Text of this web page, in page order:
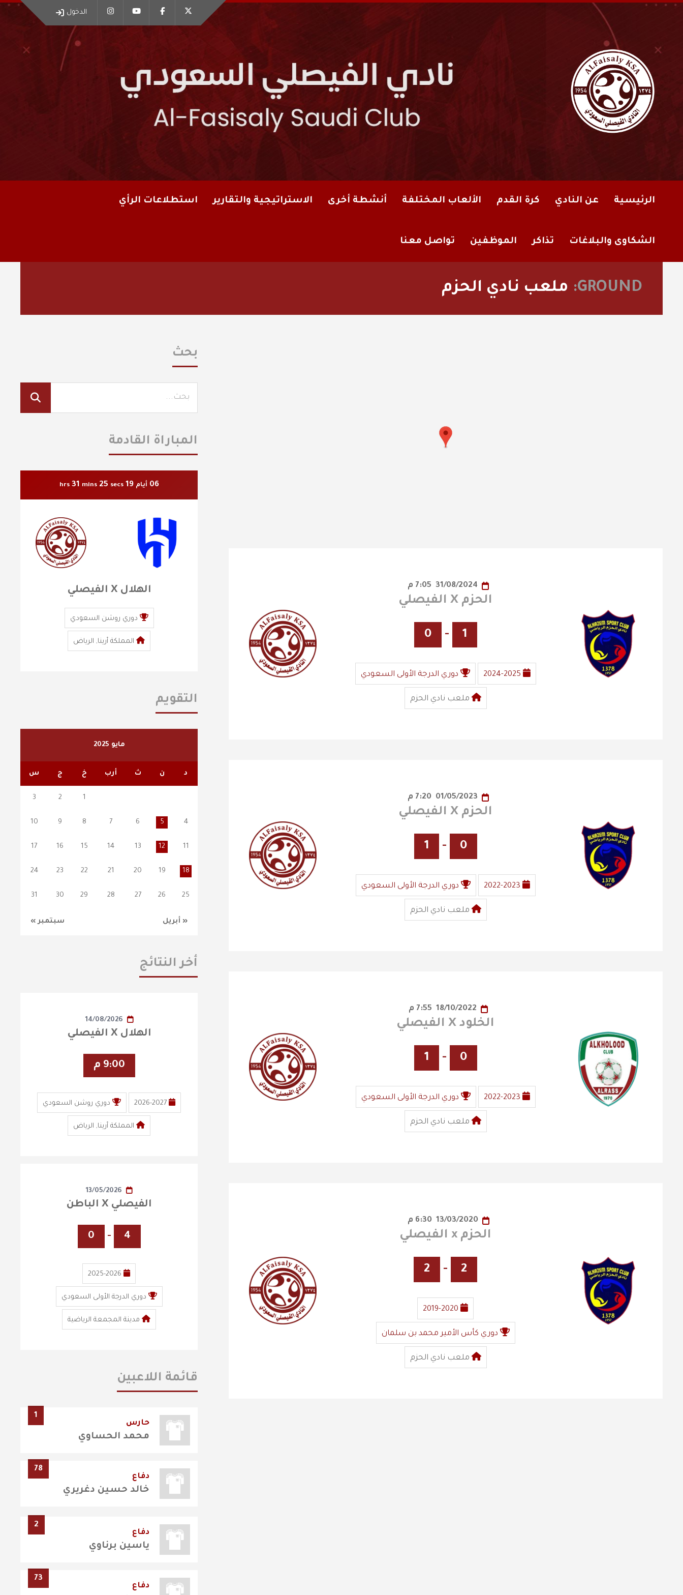
الدخول
الرئيسية عن النادي كرة القدم الألعاب المختلفة أنشطة أخرى الاستراتيجية والتقارير استطلاعات الرأي
الشكاوى والبلاغات تذاكر الموظفين تواصل معنا
GROUND: ملعب نادي الحزم
الحزم X الفيصلي
1
-
0
2024-2025 دوري الدرجة الأولى السعودي
ملعب نادي الحزم
الحزم X الفيصلي
0
-
1
2022-2023 دوري الدرجة الأولى السعودي
ملعب نادي الحزم
الخلود X الفيصلي
0
-
1
2022-2023 دوري الدرجة الأولى السعودي
ملعب نادي الحزم
13/03/2020 6:30 م
الحزم x الفيصلي
2
-
2
2019-2020
دوري كأس الأمير محمد بن سلمان
ملعب نادي الحزم
بحث
المباراة القادمة
06 أيام 19
hrs 31 mins 24 secs
الهلال X الفيصلي
دوري روشن السعودي
المملكة أرينا, الرياض
التقويم
مايو 2025
د ن ث أرب خ ج س
« أبريل سبتمبر »
1
2
3
4
5
6
7
8
9
10
11
12
13
14
15
16
17
18
19
20
21
22
23
24
25
26
27
28
29
30
31
أخر النتائج
14/08/2026
الهلال X الفيصلي
9:00 م
2026-2027 دوري روشن السعودي
المملكة أرينا, الرياض
13/05/2026
الفيصلي X الباطن
4
-
0
2025-2026
دوري الدرجة الأولى السعودي
مدينة المجمعة الرياضية
قائمة اللاعبين
1
حارس
محمد الحساوي
78
دفاع
خالد حسين دغريري
2
دفاع
ياسين برناوي
73
دفاع